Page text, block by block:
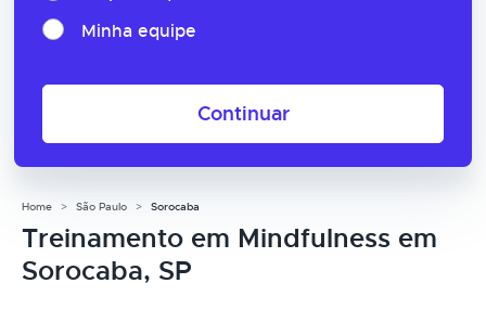
Minha equipe
Continuar
Home São Paulo Sorocaba
Treinamento em Mindfulness em
Sorocaba, SP